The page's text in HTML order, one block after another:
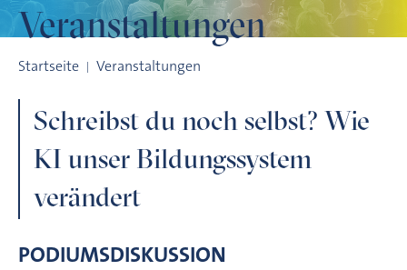
Veranstaltungen
Startseite Veranstaltungen
Schreibst du noch selbst? Wie
KI unser Bildungssystem
verändert
PODIUMSDISKUSSION